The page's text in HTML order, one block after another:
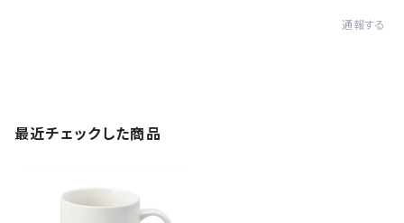
通報する
最近チェックした商品